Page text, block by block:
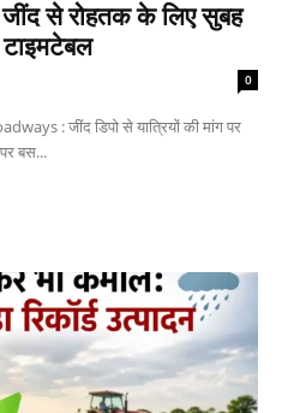
से रोहतक के लिए सुबह
0
: जींद डिपो से यात्रियों की मांग पर
बस...